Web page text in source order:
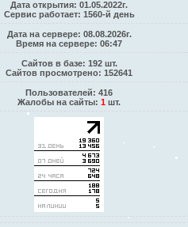
Дата открытия: 01.05.2022г.
Сервис работает: 1560-й день
Дата на сервере: 08.08.2026г.
Время на сервере: 06:47
Сайтов в базе: 192 шт.
Сайтов просмотрено: 152641
Пользователей: 416
Жалобы на сайты: 1 шт.